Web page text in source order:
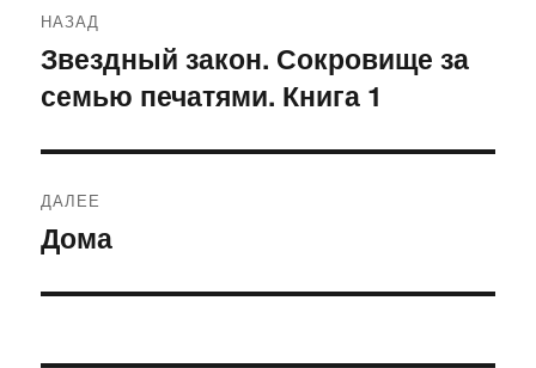
по
записям
НАЗАД
Предыдущая
запись:
Звездный закон. Сокровище за
семью печатями. Книга 1
ДАЛЕЕ
Следующая
Дома